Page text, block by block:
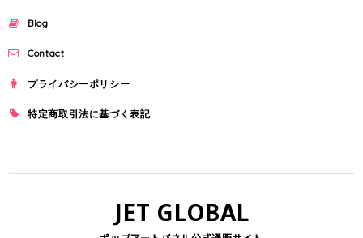
Blog
Contact
プライバシーポリシー
特定商取引法に基づく表記
JET GLOBAL